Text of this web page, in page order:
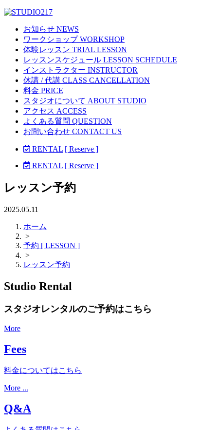
お知らせ NEWS
ワークショップ WORKSHOP
体験レッスン TRIAL LESSON
レッスンスケジュール LESSON SCHEDULE
インストラクター INSTRUCTOR
休講 / 代講 CLASS CANCELLATION
料金 PRICE
スタジオについて ABOUT STUDIO
アクセス ACCESS
よくある質問 QUESTION
お問い合わせ CONTACT US
RENTAL [ Reserve ]
RENTAL [ Reserve ]
レッスン予約
2025.05.11
ホーム
>
予約 [ LESSON ]
>
レッスン予約
Studio Rental
スタジオレンタルのご予約はこちら
More
Fees
料金についてはこちら
More ...
Q&A